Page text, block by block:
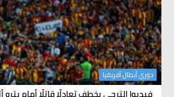
دوري أبطال أفريقيا